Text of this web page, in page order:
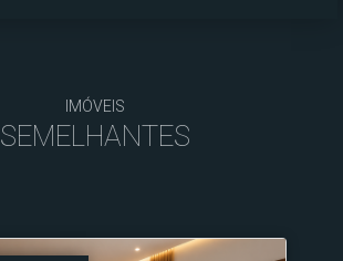
IMÓVEIS
SEMELHANTES